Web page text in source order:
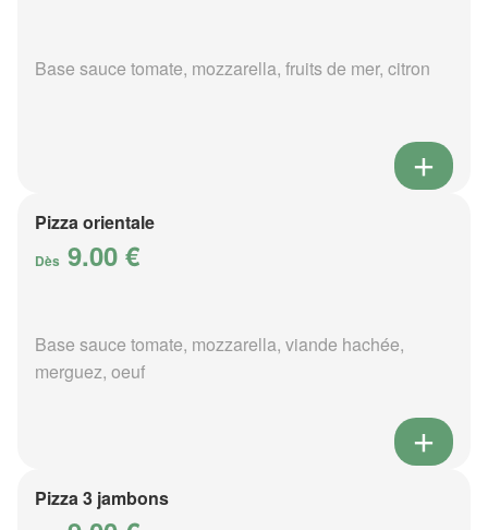
Base sauce tomate, mozzarella, fruits de mer, citron
Pizza orientale
Dès 9.00 €
Base sauce tomate, mozzarella, viande hachée,
merguez, oeuf
Pizza 3 jambons